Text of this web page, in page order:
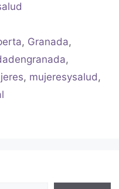
, Granada,
,
, mujeresysalud,